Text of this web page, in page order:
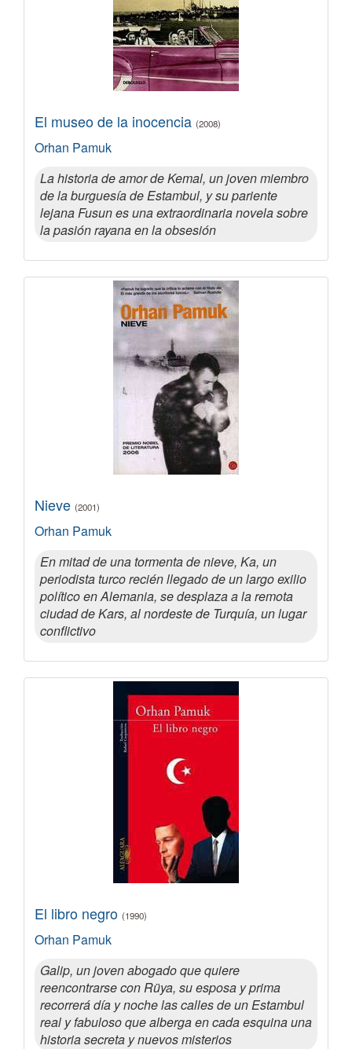
El museo de la inocencia (2008)
Orhan Pamuk
La historia de amor de Kemal, un joven miembro
de la burguesía de Estambul, y su pariente
lejana Fusun es una extraordinaria novela sobre
la pasión rayana en la obsesión
Nieve (2001)
Orhan Pamuk
En mitad de una tormenta de nieve, Ka, un
periodista turco recién llegado de un largo exilio
político en Alemania, se desplaza a la remota
ciudad de Kars, al nordeste de Turquía, un lugar
conflictivo
El libro negro (1990)
Orhan Pamuk
Galip, un joven abogado que quiere
reencontrarse con Rüya, su esposa y prima
recorrerá día y noche las calles de un Estambul
real y fabuloso que alberga en cada esquina una
historia secreta y nuevos misterios